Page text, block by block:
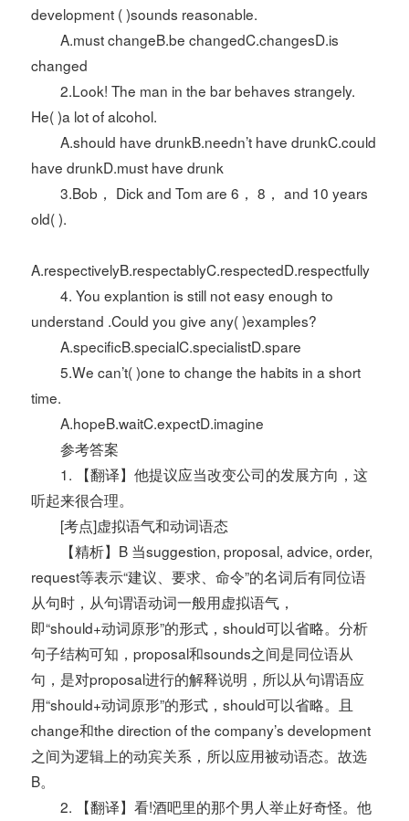
development ( )sounds reasonable.
A.must changeB.be changedC.changesD.is
changed
2.Look! The man in the bar behaves strangely.
He( )a lot of alcohol.
A.should have drunkB.needn’t have drunkC.could
have drunkD.must have drunk
3.Bob， Dick and Tom are 6， 8， and 10 years
old( ).
A.respectivelyB.respectablyC.respectedD.respectfully
4. You explantion is still not easy enough to
understand .Could you give any( )examples?
A.specificB.specialC.specialistD.spare
5.We can’t( )one to change the habits in a short
time.
A.hopeB.waitC.expectD.imagine
参考答案
1. 【翻译】他提议应当改变公司的发展方向，这
听起来很合理。
[考点]虚拟语气和动词语态
【精析】B 当suggestion, proposal, advice, order,
request等表示“建议、要求、命令”的名词后有同位语
从句时，从句谓语动词一般用虚拟语气，
即“should+动词原形”的形式，should可以省略。分析
句子结构可知，proposal和sounds之间是同位语从
句，是对proposal进行的解释说明，所以从句谓语应
用“should+动词原形”的形式，should可以省略。且
change和the direction of the company’s development
之间为逻辑上的动宾关系，所以应用被动语态。故选
B。
2. 【翻译】看!酒吧里的那个男人举止好奇怪。他